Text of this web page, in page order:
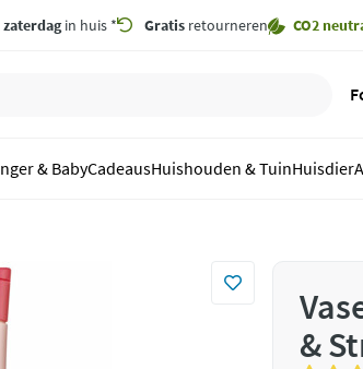
zaterdagin huis * Gratis retourneren CO2
& BabyCadeausHuishouden & TuinHuisdier
&